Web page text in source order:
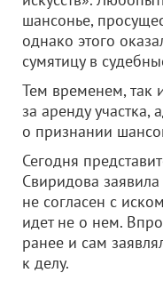
шансонье,
однако этого
сумятицу в
Тем временем, так
за аренду участка,
о признании
Сегодня
Свиридова заявила
не согласен с
идет не о нем.
ранее и сам
к делу.